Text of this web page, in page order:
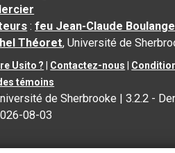
:feu Jean-Claude
Théoret, Université de
Usito ? Contactez-nous
témoins
de Sherbrooke |3.2.2 -
08-03